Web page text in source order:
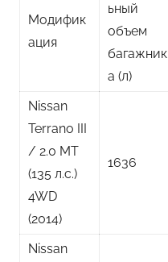
Модифик
ация
ьный
объем
багажник
а (л)
Nissan
Terrano III
/ 2.0 MT
(135 л.с.)
4WD
(2014)
1636
Nissan